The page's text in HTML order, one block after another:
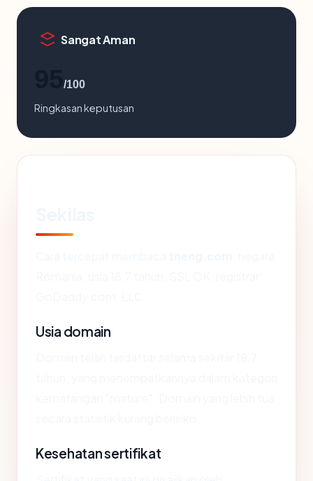
Sangat Aman
/100
Ringkasan keputusan
Usia domain
Kesehatan sertifikat